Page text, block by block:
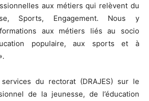
aux métiers qui relèvent du
Sports, Engagement. Nous y
aux métiers liés au socio
populaire, aux sports et à
du rectorat (DRAJES) sur le
de la jeunesse, de l’éducation